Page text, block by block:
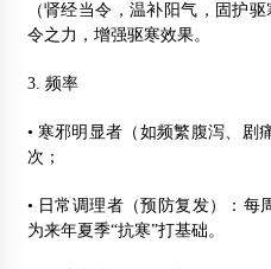
（肾经当令，温补阳气，固护
令之力，增强驱寒效果。
3. 频率
• 寒邪明显者（如频繁腹泻、剧
次；
• 日常调理者（预防复发）：每
为来年夏季“抗寒”打基础。